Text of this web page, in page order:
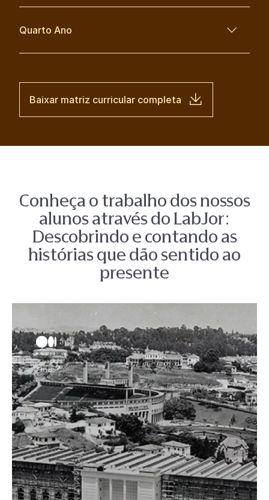
Quarto Ano
Baixar matriz curricular completa
Conheça o trabalho dos nossos
alunos através do LabJor:
Descobrindo e contando as
histórias que dão sentido ao
presente